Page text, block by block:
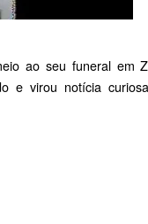
ao seu funeral em
e virou notícia